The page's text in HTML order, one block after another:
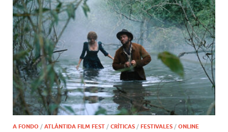
A FONDO / ATLÁNTIDA FILM FEST / CRÍTICAS / FESTIVALES / ONLINE